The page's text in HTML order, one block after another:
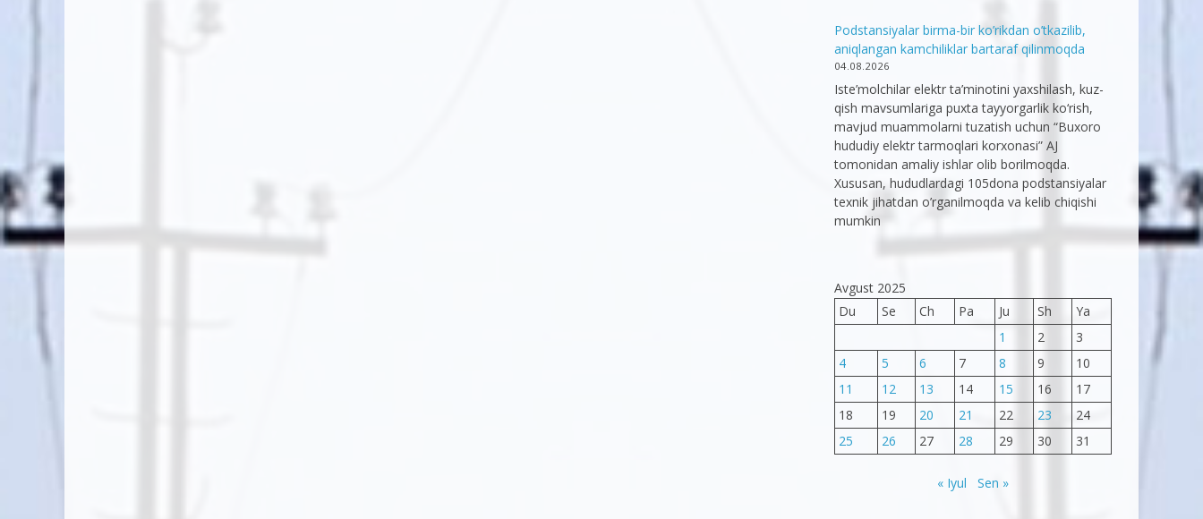
Podstansiyalar birma-bir ko’rikdan o’tkazilib,
aniqlangan kamchiliklar bartaraf qilinmoqda
04.08.2026
Iste’molchilar elektr ta’minotini yaxshilash, kuz-
qish mavsumlariga puxta tayyorgarlik ko‘rish,
mavjud muammolarni tuzatish uchun “Buxoro
hududiy elektr tarmoqlari korxonasi” AJ
tomonidan amaliy ishlar olib borilmoqda.
Xususan, hududlardagi 105dona podstansiyalar
texnik jihatdan o’rganilmoqda va kelib chiqishi
mumkin
Avgust 2025
Du
Se Ch Pa Ju Sh
Ya
1
2
3
4
5 6 7 8 9
10
11
12 13 14 15 16
17
18
19 20 21 22 23
24
25
26 27 28 29 30 31
« Iyul Sen »